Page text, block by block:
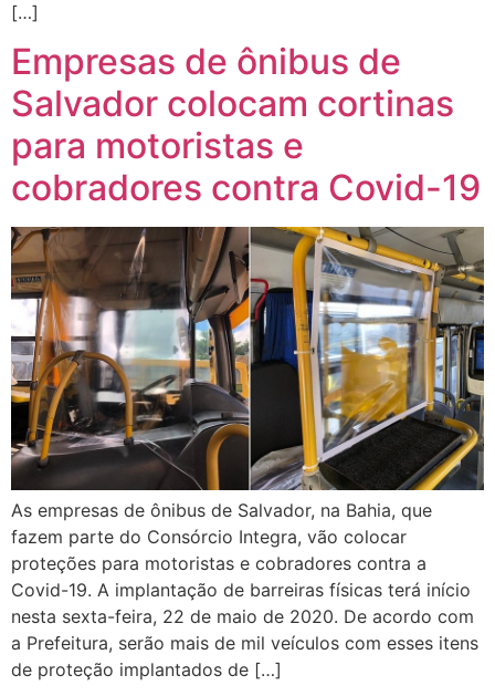
[…]
Empresas de ônibus de
Salvador colocam cortinas
para motoristas e
cobradores contra Covid-19
As empresas de ônibus de Salvador, na Bahia, que
fazem parte do Consórcio Integra, vão colocar
proteções para motoristas e cobradores contra a
Covid-19. A implantação de barreiras físicas terá início
nesta sexta-feira, 22 de maio de 2020. De acordo com
a Prefeitura, serão mais de mil veículos com esses itens
de proteção implantados de […]